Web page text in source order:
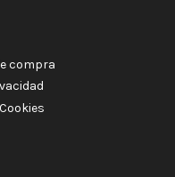
compra